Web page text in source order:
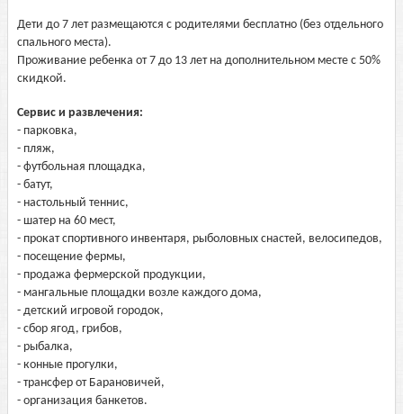
Дети до 7 лет размещаются с родителями бесплатно (без отдельного
спального места).
Проживание ребенка от 7 до 13 лет на дополнительном месте с 50%
скидкой.
Сервис и развлечения:
- парковка,
- пляж,
- футбольная площадка,
- батут,
- настольный теннис,
- шатер на 60 мест,
- прокат спортивного инвентаря, рыболовных снастей, велосипедов,
- посещение фермы,
- продажа фермерской продукции,
- мангальные площадки возле каждого дома,
- детский игровой городок,
- сбор ягод, грибов,
- рыбалка,
- конные прогулки,
- трансфер от Барановичей,
- организация банкетов.